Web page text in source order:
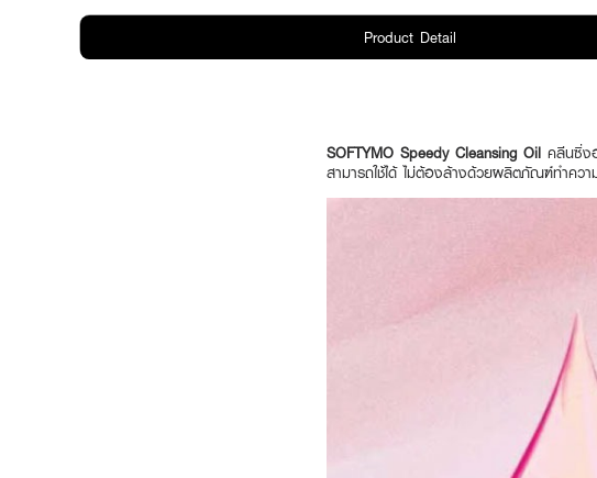
Product Detail
SOFTYMO Speedy Cleansing Oil คลีนซิ่ง
สามารถใช้ได้ ไม่ต้องล้างด้วยผลิตภัณฑ์ทำควา